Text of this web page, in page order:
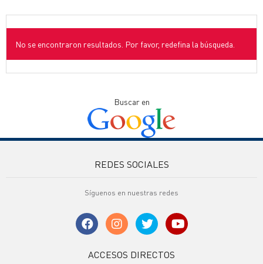
No se encontraron resultados. Por favor, redefina la búsqueda.
Buscar en
REDES SOCIALES
Síguenos en nuestras redes
ACCESOS DIRECTOS